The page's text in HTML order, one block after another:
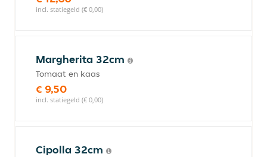
incl. statiegeld (€ 0,00)
Margherita 32cm
Tomaat en kaas
€ 9,50
incl. statiegeld (€ 0,00)
Cipolla 32cm